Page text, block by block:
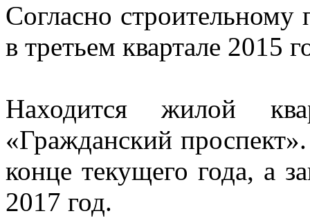
Согласно строительному
в третьем квартале 2015
Находится жилой
«Гражданский
конце текущего года, а
2017 год.